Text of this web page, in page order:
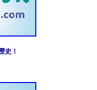
史！